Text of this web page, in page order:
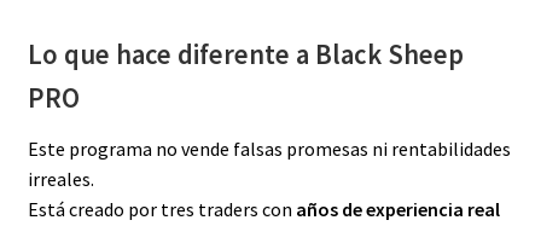
Lo que hace diferente a Black Sheep
PRO
Este programa no vende falsas promesas ni rentabilidades
irreales.
Está creado por tres traders con años de experiencia real